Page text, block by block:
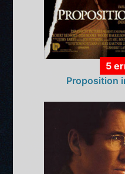
5
Proposition